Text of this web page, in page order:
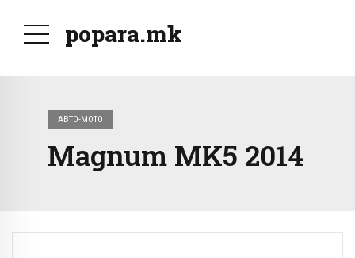
popara.mk
АВТО-МОТО
Magnum MK5 2014